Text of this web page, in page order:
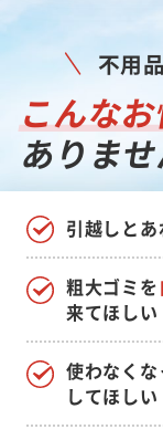
不用
こんな
ありま
引越しとあ
使わなくな
してほしい
粗大ゴミを
来てほしい